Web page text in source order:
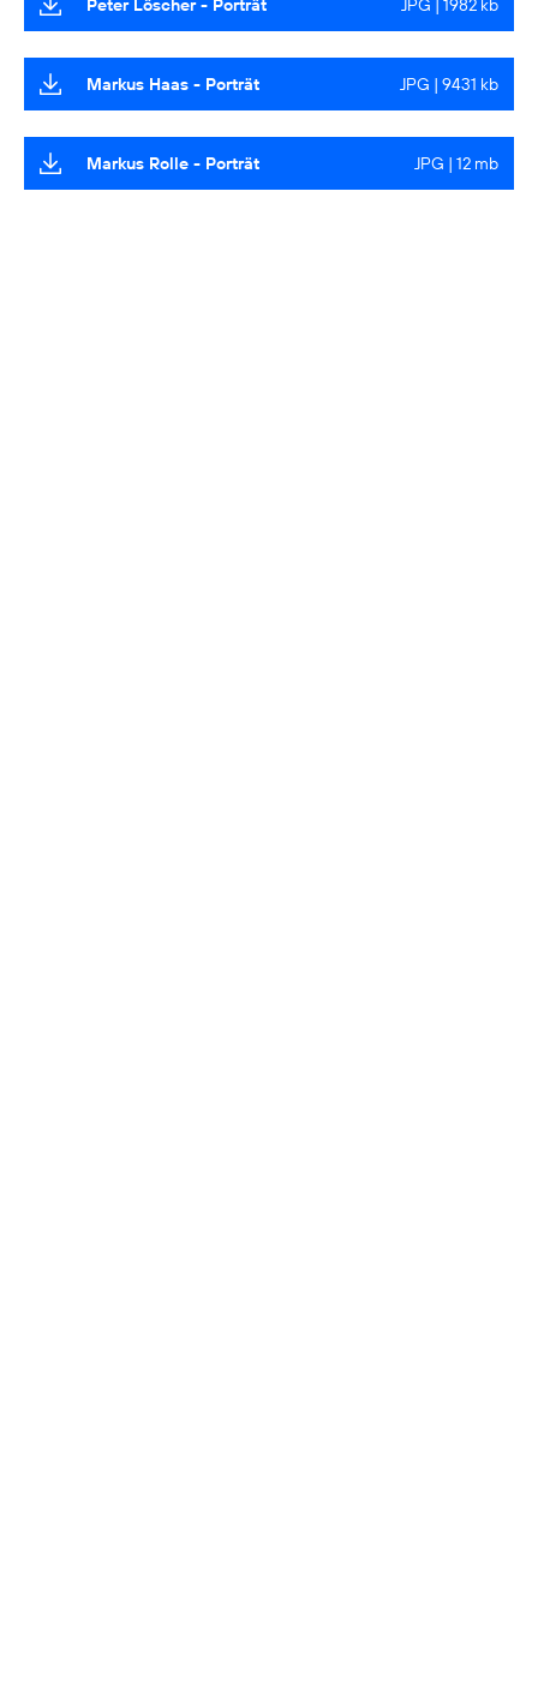
Peter Löscher - Porträt JPG | 1982 kb
Markus Haas - Porträt JPG | 9431 kb
Markus Rolle - Porträt JPG | 12 mb